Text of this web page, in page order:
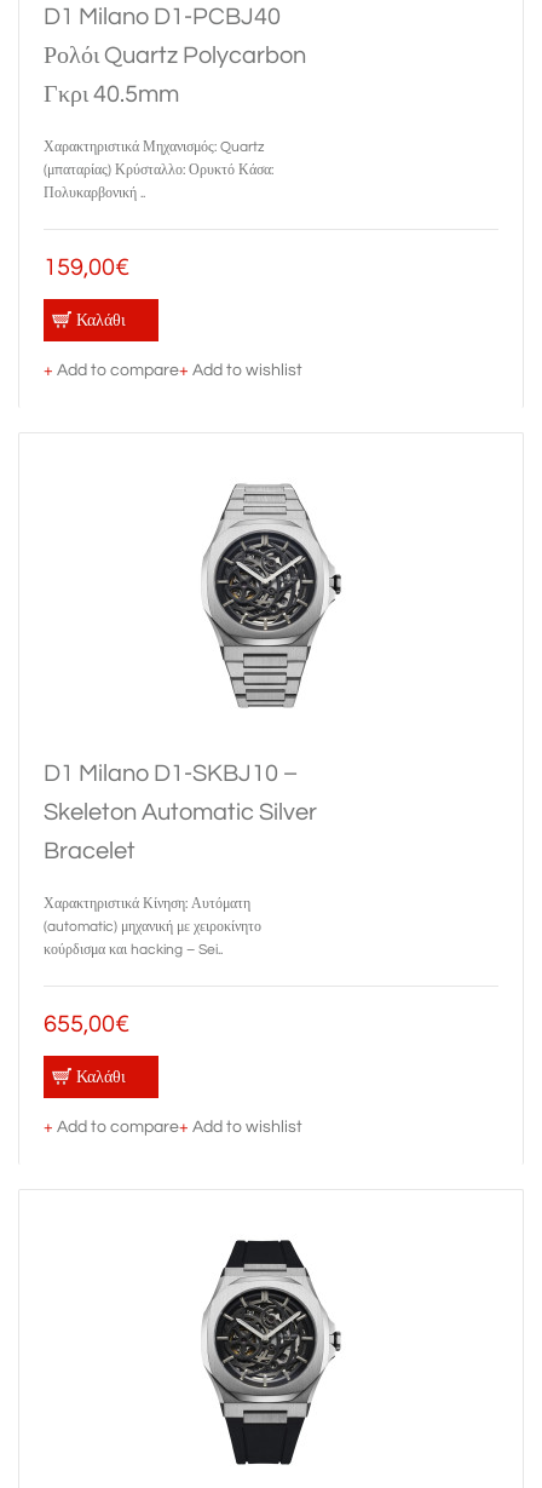
D1 Milano D1-PCBJ40
Ρολόι Quartz Polycarbon
Γκρι 40.5mm
Χαρακτηριστικά Μηχανισμός: Quartz
(μπαταρίας) Κρύσταλλο: Ορυκτό Κάσα:
Πολυκαρβονική ..
159,00€
Καλάθι
+ Add to compare+ Add to wishlist
D1 Milano D1-SKBJ10 –
Skeleton Automatic Silver
Bracelet
Χαρακτηριστικά Κίνηση: Αυτόματη
(automatic) μηχανική με χειροκίνητο
κούρδισμα και hacking – Sei..
655,00€
Καλάθι
+ Add to compare+ Add to wishlist